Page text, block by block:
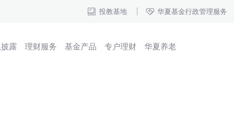
投教基地 华夏基金行政管理服务
露 理财服务 基金产品 专户理财 华夏养老